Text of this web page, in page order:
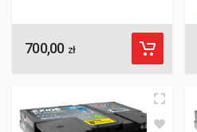
700,00 zł